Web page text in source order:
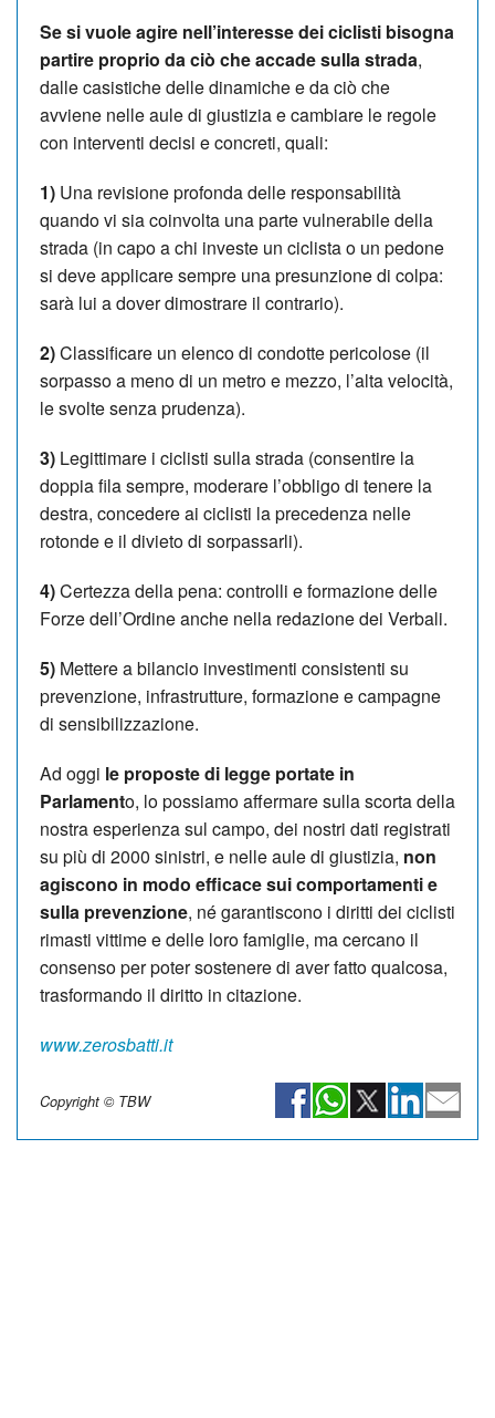
Se si vuole agire nell’interesse dei ciclisti bisogna
partire proprio da ciò che accade sulla strada,
dalle casistiche delle dinamiche e da ciò che
avviene nelle aule di giustizia e cambiare le regole
con interventi decisi e concreti, quali:
1) Una revisione profonda delle responsabilità
quando vi sia coinvolta una parte vulnerabile della
strada (in capo a chi investe un ciclista o un pedone
si deve applicare sempre una presunzione di colpa:
sarà lui a dover dimostrare il contrario).
2)Classificare un elenco di condotte pericolose (il
sorpasso a meno di un metro e mezzo, l’alta velocità,
le svolte senza prudenza).
3) Legittimare i ciclisti sulla strada (consentire la
doppia fila sempre, moderare l’obbligo di tenere la
destra, concedere ai ciclisti la precedenza nelle
rotonde e il divieto di sorpassarli).
4)Certezza della pena: controlli e formazione delle
Forze dell’Ordine anche nella redazione dei Verbali.
5) Mettere a bilancio investimenti consistenti su
prevenzione, infrastrutture, formazione e campagne
di sensibilizzazione.
Ad oggi le proposte di legge portate in
Parlamento, lo possiamo affermare sulla scorta della
nostra esperienza sul campo, dei nostri dati registrati
su più di 2000 sinistri, e nelle aule di giustizia, non
agiscono in modo efficace sui comportamenti e
sulla prevenzione, né garantiscono i diritti dei ciclisti
rimasti vittime e delle loro famiglie, ma cercano il
consenso per poter sostenere di aver fatto qualcosa,
trasformando il diritto in citazione.
www.zerosbatti.it
Copyright © TBW